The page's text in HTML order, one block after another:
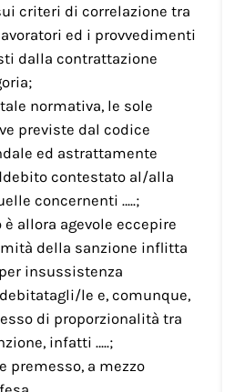
criteri di correlazione tra
ed i provvedimenti
dalla contrattazione
normativa, le sole
previste dal codice
ed astrattamente
contestato al/alla
concernenti …..;
è allora agevole eccepire
della sanzione inflitta
insussistenza
le e, comunque,
di proporzionalità tra
infatti …..;
premesso, a mezzo